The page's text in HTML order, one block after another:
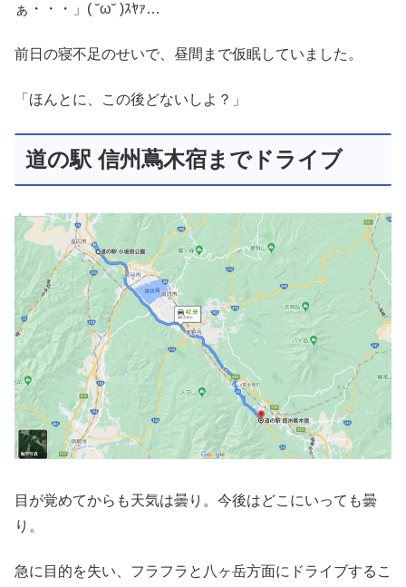
ぁ・・・」( ˘ω˘ )ｽﾔｧ…
前日の寝不足のせいで、昼間まで仮眠していました。
「ほんとに、この後どないしよ？」
道の駅 信州蔦木宿までドライブ
目が覚めてからも天気は曇り。今後はどこにいっても曇
り。
急に目的を失い、フラフラと八ヶ岳方面にドライブするこ